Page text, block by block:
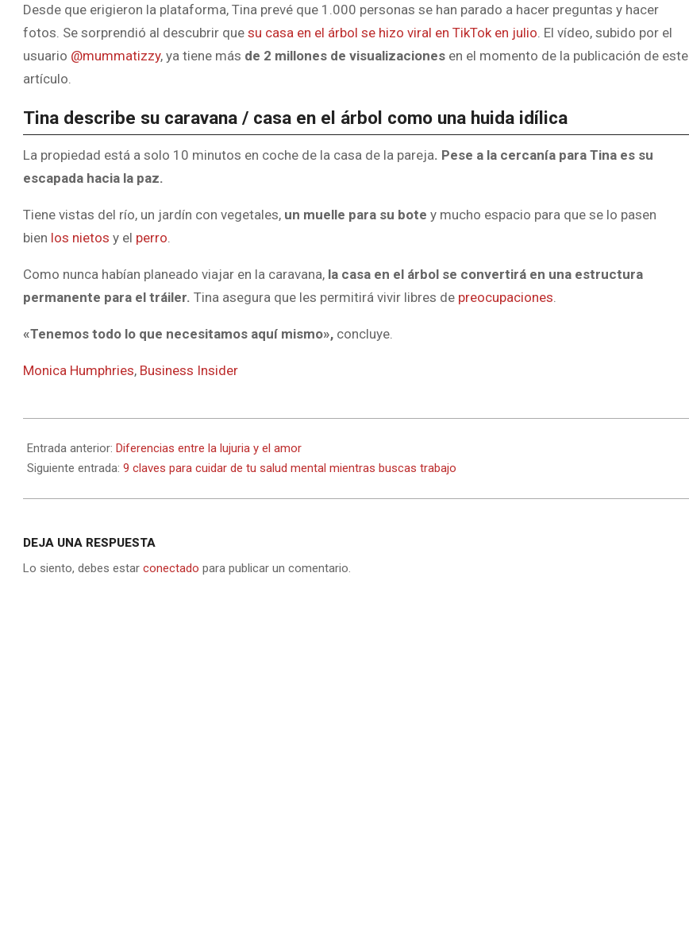
Desde que erigieron la plataforma, Tina prevé que 1.000 personas se han parado a hacer preguntas y hacer
fotos. Se sorprendió al descubrir que su casa en el árbol se hizo viral en TikTok en julio . El vídeo, subido por el
usuario @mummatizzy, ya tiene más de 2 millones de visualizaciones en el momento de la publicación de este
artículo.
Tina describe su caravana / casa en el árbol como una huida idílica
La propiedad está a solo 10 minutos en coche de la casa de la pareja. Pese a la cercanía para Tina es su
escapada hacia la paz.
Tiene vistas del río, un jardín con vegetales, un muelle para su bote y mucho espacio para que se lo pasen
bien los nietos y el perro
Como nunca habían planeado viajar en la caravana, la casa en el árbol se convertirá en una estructura
permanente para el tráiler. Tina asegura que les permitirá vivir libres de preocupaciones
«Tenemos todo lo que necesitamos aquí mismo», concluye.
Monica Humphries, Business Insider
10-
04
Entrada anterior: Diferencias entre la lujuria y el amor
Siguiente entrada: 9 claves para cuidar de tu salud mental mientras buscas trabajo
DEJA UNA RESPUESTA
Lo siento, debes estar conectado para publicar un comentario.